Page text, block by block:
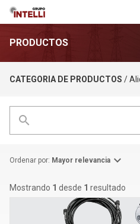
Institucional
Productos
Soluciones
Esp
PRODUCTOS
CATEGORIA DE PRODUCTOS /
search
Mostrando 1 desde 1 resultado
Ordenar por: Mayor relevancia expand_more